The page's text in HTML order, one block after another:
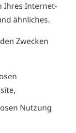
Ihres Internet-
ähnliches.
Zwecken
Nutzung